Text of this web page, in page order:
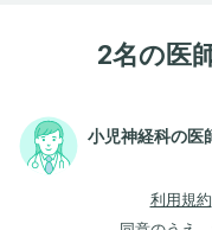
2名の医
小児神経科の医
利用規約